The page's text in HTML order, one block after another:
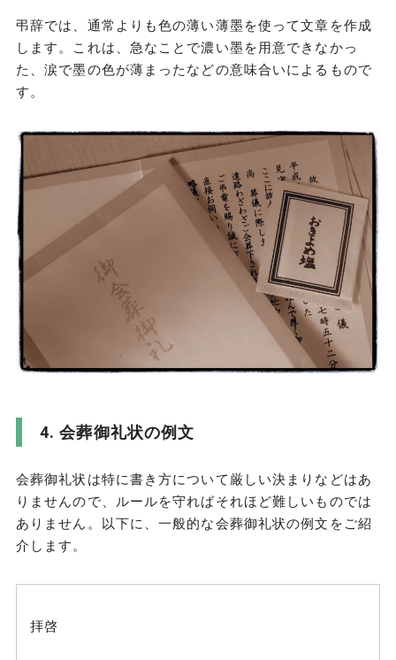
弔辞では、通常よりも色の薄い薄墨を使って文章を作成
します。これは、急なことで濃い墨を用意できなかっ
た、涙で墨の色が薄まったなどの意味合いによるもので
す。
会葬御礼状の例文
会葬御礼状は特に書き方について厳しい決まりなどはあ
りませんので、ルールを守ればそれほど難しいものでは
ありません。以下に、一般的な会葬御礼状の例文をご紹
介します。
拝啓